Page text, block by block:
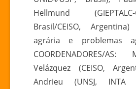
Hellmund (GIEPTALC-
Brasil/CEISO,
agrária e problemas
COORDENADORES/
Velázquez (CEISO,
Andrieu (UNSJ, INTA